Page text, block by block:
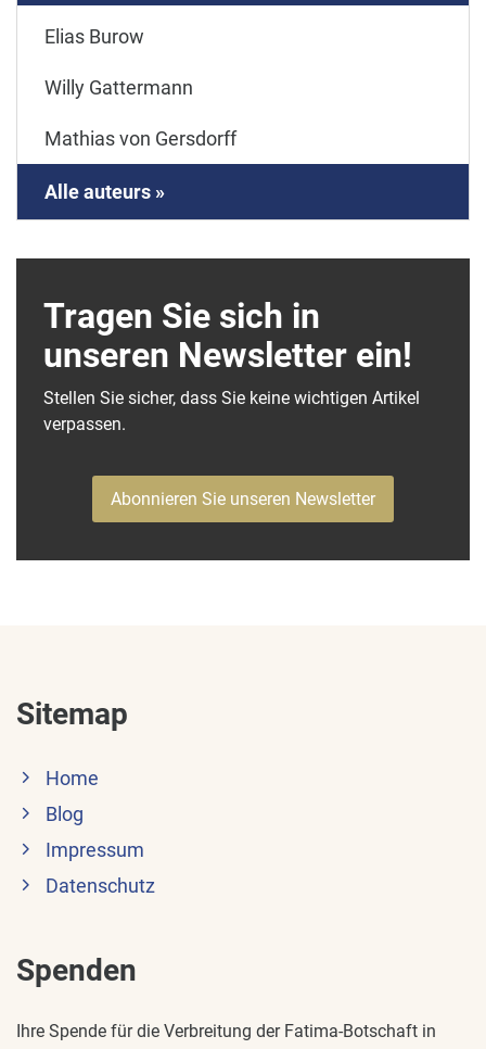
Elias Burow
Willy Gattermann
Mathias von Gersdorff
Alle auteurs »
Tragen Sie sich in
unseren Newsletter ein!
Stellen Sie sicher, dass Sie keine wichtigen Artikel
verpassen.
Abonnieren Sie unseren Newsletter
Sitemap
Home
Blog
Impressum
Datenschutz
Spenden
Ihre Spende für die Verbreitung der Fatima-Botschaft in